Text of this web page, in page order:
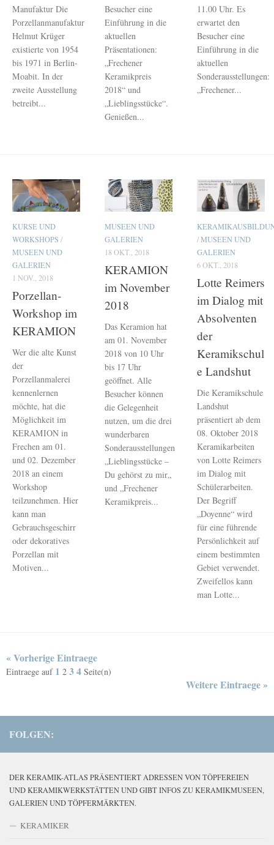
Manufaktur Die
Porzellanmanufaktur
Helmut Krüger
existierte von 1954
bis 1971 in Berlin-
Moabit. In der
zweite Ausstellung
betreibt...
Besucher eine
Einführung in die
aktuellen
Präsentationen:
„Frechener
Keramikpreis
2018“ und
„Lieblingsstücke“.
Genießen...
11.00 Uhr. Es
erwartet den
Besucher eine
Einführung in die
aktuellen
Sonderausstellungen:
„Frechener...
KURSE UND
WORKSHOPS /
MUSEEN UND
GALERIEN
1 NOV., 2018
Porzellan-
Workshop im
KERAMION
Wer die alte Kunst
der
Porzellanmalerei
kennenlernen
möchte, hat die
Möglichkeit im
KERAMION in
Frechen am 01.
und 02. Dezember
2018 an einem
Workshop
teilzunehmen. Hier
kann man
Gebrauchsgeschirr
oder dekoratives
Porzellan mit
Motiven...
MUSEEN UND
GALERIEN
18 OKT., 2018
KERAMION
im November
2018
Das Keramion hat
am 01. November
2018 von 10 Uhr
bis 17 Uhr
geöffnet. Alle
Besucher können
die Gelegenheit
nutzen, um die drei
wunderbaren
Sonderausstellungen
„Lieblingsstücke –
Du gehörst zu mir„
und „Frechener
Keramikpreis...
/MUSEEN UND
GALERIEN
6 OKT., 2018
Lotte Reimers
im Dialog mit
Absolventen
der
Keramikschul
e Landshut
Die Keramikschule
Landshut
präsentiert ab dem
08. Oktober 2018
Keramikarbeiten
von Lotte Reimers
im Dialog mit
Schülerarbeiten.
Der Begriff
„Doyenne“ wird
für eine führende
Persönlichkeit auf
einem bestimmten
Gebiet verwendet.
Zweifellos kann
man Lotte...
« Vorherige Eintraege
Eintraege auf 1 2 34 Seite(n)
Weitere Eintraege »
FOLGEN:
DER KERAMIK-ATLAS PRÄSENTIERT ADRESSEN VON TÖPFEREIEN
UND KERAMIKWERKSTÄTTEN UND GIBT INFOS ZU KERAMIKMUSEEN,
GALERIEN UND TÖPFERMÄRKTEN.
KERAMIKER